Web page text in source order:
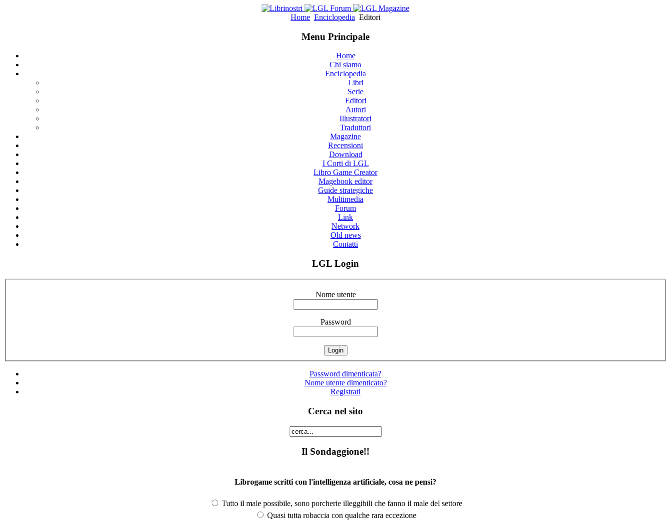
Home Enciclopedia Editori
Menu Principale
Home
Chi siamo
Enciclopedia
Libri
Serie
Editori
Autori
Illustratori
Traduttori
Magazine
Recensioni
Download
I Corti di LGL
Libro Game Creator
Magebook editor
Guide strategiche
Multimedia
Forum
Link
Network
Old news
Contatti
LGL Login
Nome utente
Password
Password dimenticata?
Nome utente dimenticato?
Registrati
Cerca nel sito
Il Sondaggione!!
Librogame scritti con l'intelligenza artificiale, cosa ne pensi?
Tutto il male possibile, sono porcherie illeggibili che fanno il male del settore
Quasi tutta robaccia con qualche rara eccezione